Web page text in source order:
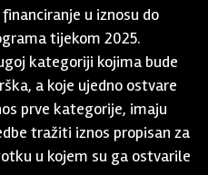
u iznosu do
tijekom 2025.
kategoriji kojima bude
a koje ujedno ostvare
prve kategorije, imaju
tražiti iznos propisan za
u kojem su ga ostvarile